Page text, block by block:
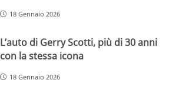
18 Gennaio 2026
L’auto di Gerry Scotti, più di 30 anni
con la stessa icona
18 Gennaio 2026